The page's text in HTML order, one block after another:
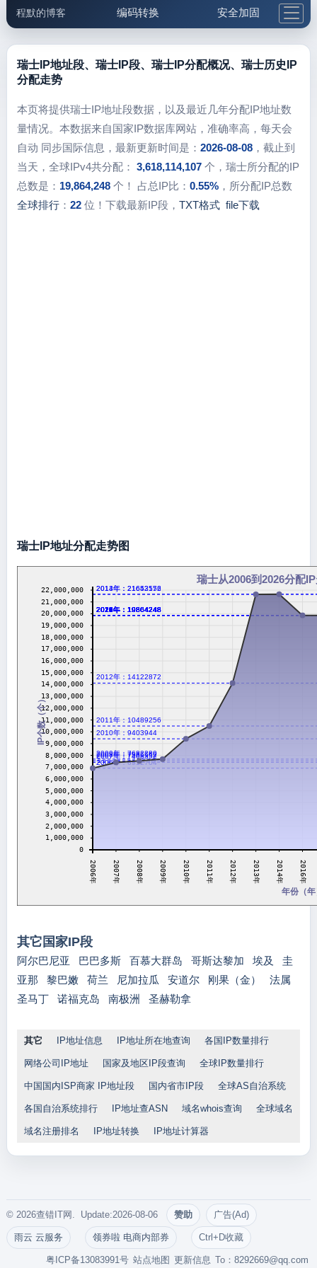
程默的博客 编码转换 安全加固
邮件工具 生活便民 更多工具
瑞士IP地址段、瑞士IP段、瑞士IP分配概况、瑞士历史IP
分配走势
本页将提供瑞士IP地址段数据，以及最近几年分配IP地址数
量情况。本数据来自国家IP数据库网站，准确率高，每天会
自动 同步国际信息，最新更新时间是： 2026-08-08，截止到
当天，全球IPv4共分配： 3,618,114,107个，瑞士所分配的IP
总数是： 19,864,248个！ 占总IP比： 0.55%，所分配IP总数
全球排行： 22位！下载最新IP段， TXT格式 file下载
瑞士IP地址分配走势图
瑞士从2006到2026分配
2006年：6912704
2007年：7408352
2008年：7535552
2009年：7682280
2010年：9403944
2011年：10489256
2012年：14122872
2013年：21642552
2014年：21653176
2016年：19864248
2017年：19864248
2018年：19864248
2019年：19864248
2020年：19864248
2021年：19864248
2022年：19864248
2023年：19864248
2024年：19864248
2026年：19864248
0
1,000,000
2,000,000
3,000,000
4,000,000
5,000,000
6,000,000
7,000,000
8,000,000
9,000,000
10,000,000
11,000,000
12,000,000
13,000,000
14,000,000
15,000,000
16,000,000
17,000,000
18,000,000
19,000,000
20,000,000
21,000,000
22,000,000
2006年 2007年 2008年 2009年 2010年 2011年 2012年 2013年 2014年 2016年
年份（年
IP个数（个）
其它国家IP段
阿尔巴尼亚 巴巴多斯 百慕大群岛 哥斯达黎加 埃及
圭
亚那
黎巴嫩 荷兰 尼加拉瓜 安道尔 刚果（金）
法属
圣马丁
诺福克岛 南极洲 圣赫勒拿
其它 IP地址信息 IP地址所在地查询 各国IP数量排行
网络公司IP地址 国家及地区IP段查询 全球IP数量排行
中国国内ISP商家 IP地址段 国内省市IP段 全球AS自治系统
各国自治系统排行 IP地址查ASN 域名whois查询 全球域名
域名注册排名 IP地址转换 IP地址计算器
© 2026查错IT网. Update:2026-08-06 赞助 广告(Ad)
雨云 云服务 领券啦 电商内部券 Ctrl+D收藏
To：8292669@qq.com
更新信息
站点地图
粤ICP备13083991号